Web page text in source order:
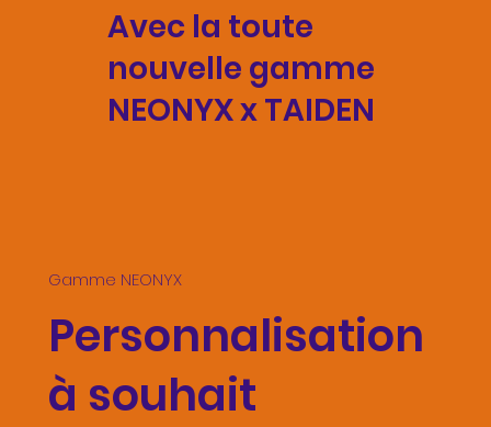
Avec la toute
nouvelle gamme
NEONYX x TAIDEN
Gamme NEONYX
Personnalisation
à souhait